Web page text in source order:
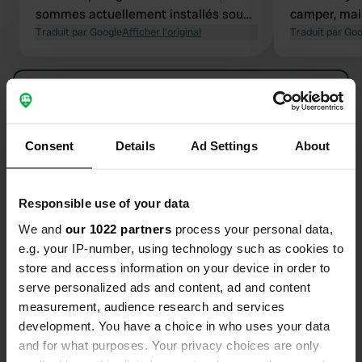
Consent Details Ad Settings About
Responsible use of your data
We and our 1022 partners process your personal data,
e.g. your IP-number, using technology such as cookies to
store and access information on your device in order to
serve personalized ads and content, ad and content
measurement, audience research and services
development. You have a choice in who uses your data
and for what purposes. Your privacy choices are only
sommes actuellement installés sous
l'auvent, avec une table et des
longue durée ici… Un calme absolu, un
Traduit par GoogleAfficher l'original
camper,
fenêtres.
proximité,
Traduit par
Contact
Emplacement
Via Savoia 13
91010, San Vito Lo Capo, Italie
Copie